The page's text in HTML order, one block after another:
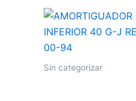
Sin categorizar